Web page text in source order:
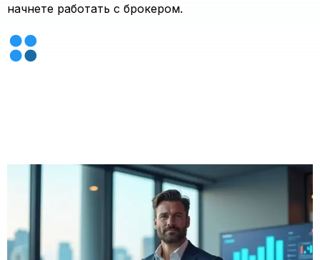
начнете работать с брокером.